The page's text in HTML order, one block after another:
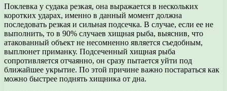
Поклевка у судака резкая, она выражается в нескольких
коротких ударах, именно в данный момент должна
последовать резкая и сильная подсечка. В случае, если ее не
выполнить, то в 90% случаев хищная рыба, выяснив, что
атакованный объект не несомненно является съедобным,
выплюнет приманку. Подсеченный хищная рыба
сопротивляется отчаянно, он сразу пытается уйти под
ближайшее укрытие. По этой причине важно постараться как
можно быстрее поднять хищника от дна.